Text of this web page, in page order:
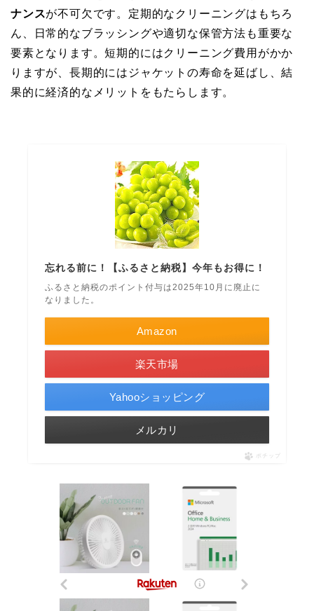
ナンスが不可欠です。定期的なクリーニングはもちろ
ん、日常的なブラッシングや適切な保管方法も重要な
要素となります。短期的にはクリーニング費用がかか
りますが、長期的にはジャケットの寿命を延ばし、結
果的に経済的なメリットをもたらします。
忘れる前に！【ふるさと納税】今年もお得に！
ふるさと納税のポイント付与は2025年10月に廃止に
なりました。
Amazon
楽天市場
Yahooショッピング
メルカリ
ポチップ